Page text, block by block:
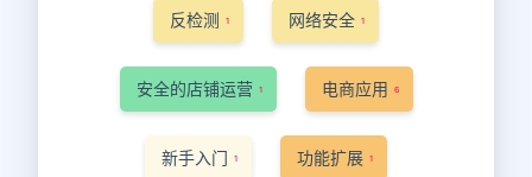
反检测 1 网络安全 1
安全的店铺运营 1 电商应用 6
新手入门 1 功能扩展 1